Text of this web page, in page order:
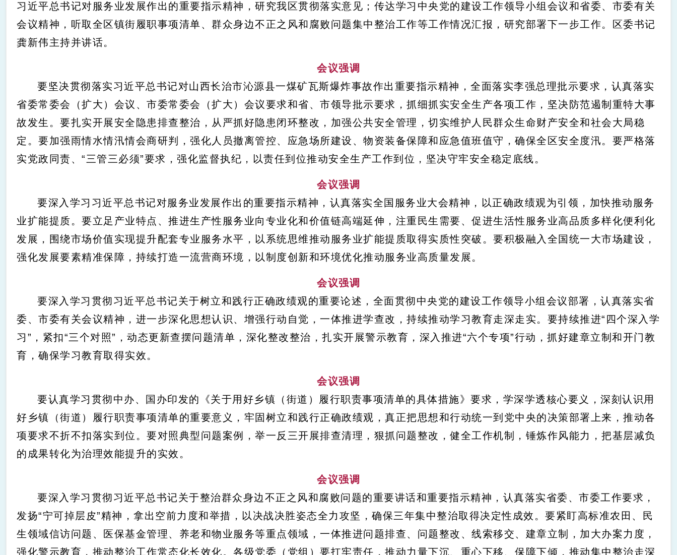
习近平总书记对服务业发展作出的重要指示精神，研究我区贯彻落实意见；传达学习中央党的建设工作领导小组会议和省委、市委有关
会议精神，听取全区镇街履职事项清单、群众身边不正之风和腐败问题集中整治工作等工作情况汇报，研究部署下一步工作。区委书记
龚新伟主持并讲话。
会议强调
要坚决贯彻落实习近平总书记对山西长治市沁源县一煤矿瓦斯爆炸事故作出重要指示精神，全面落实李强总理批示要求，认真落实
省委常委会（扩大）会议、市委常委会（扩大）会议要求和省、市领导批示要求，抓细抓实安全生产各项工作，坚决防范遏制重特大事
故发生。要扎实开展安全隐患排查整治，从严抓好隐患闭环整改，加强公共安全管理，切实维护人民群众生命财产安全和社会大局稳
定。要加强雨情水情汛情会商研判，强化人员撤离管控、应急场所建设、物资装备保障和应急值班值守，确保全区安全度汛。要严格落
实党政同责、“三管三必须”要求，强化监督执纪，以责任到位推动安全生产工作到位，坚决守牢安全稳定底线。
会议强调
要深入学习习近平总书记对服务业发展作出的重要指示精神，认真落实全国服务业大会精神，以正确政绩观为引领，加快推动服务
业扩能提质。要立足产业特点、推进生产性服务业向专业化和价值链高端延伸，注重民生需要、促进生活性服务业高品质多样化便利化
发展，围绕市场价值实现提升配套专业服务水平，以系统思维推动服务业扩能提质取得实质性突破。要积极融入全国统一大市场建设，
强化发展要素精准保障，持续打造一流营商环境，以制度创新和环境优化推动服务业高质量发展。
会议强调
要深入学习贯彻习近平总书记关于树立和践行正确政绩观的重要论述，全面贯彻中央党的建设工作领导小组会议部署，认真落实省
委、市委有关会议精神，进一步深化思想认识、增强行动自觉，一体推进学查改，持续推动学习教育走深走实。要持续推进“四个深入学
习”，紧扣“三个对照”，动态更新查摆问题清单，深化整改整治，扎实开展警示教育，深入推进“六个专项”行动，抓好建章立制和开门教
育，确保学习教育取得实效。
会议强调
要认真学习贯彻中办、国办印发的《关于用好乡镇（街道）履行职责事项清单的具体措施》要求，学深学透核心要义，深刻认识用
好乡镇（街道）履行职责事项清单的重要意义，牢固树立和践行正确政绩观，真正把思想和行动统一到党中央的决策部署上来，推动各
项要求不折不扣落实到位。要对照典型问题案例，举一反三开展排查清理，狠抓问题整改，健全工作机制，锤炼作风能力，把基层减负
的成果转化为治理效能提升的实效。
会议强调
要深入学习贯彻习近平总书记关于整治群众身边不正之风和腐败问题的重要讲话和重要指示精神，认真落实省委、市委工作要求，
发扬“宁可掉层皮”精神，拿出空前力度和举措，以决战决胜姿态全力攻坚，确保三年集中整治取得决定性成效。要紧盯高标准农田、民
生领域信访问题、医保基金管理、养老和物业服务等重点领域，一体推进问题排查、问题整改、线索移交、建章立制，加大办案力度，
强化警示教育，推动整治工作常态化长效化。各级党委（党组）要扛牢责任，推动力量下沉、重心下移、保障下倾，推动集中整治走深